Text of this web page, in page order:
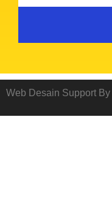
Web Desain Support By